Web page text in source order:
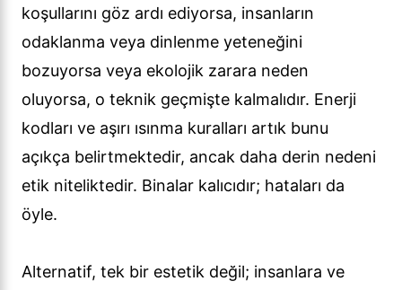
koşullarını göz ardı ediyorsa, insanların
odaklanma veya dinlenme yeteneğini
bozuyorsa veya ekolojik zarara neden
oluyorsa, o teknik geçmişte kalmalıdır. Enerji
kodları ve aşırı ısınma kuralları artık bunu
açıkça belirtmektedir, ancak daha derin nedeni
etik niteliktedir. Binalar kalıcıdır; hataları da
öyle.
Alternatif, tek bir estetik değil; insanlara ve